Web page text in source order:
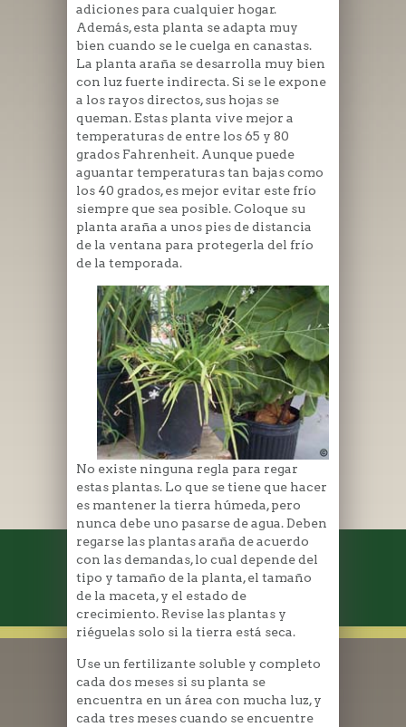
adiciones para cualquier hogar.
Además, esta planta se adapta muy
bien cuando se le cuelga en canastas.
La planta araña se desarrolla muy bien
con luz fuerte indirecta. Si se le expone
a los rayos directos, sus hojas se
queman. Estas planta vive mejor a
temperaturas de entre los 65 y 80
grados Fahrenheit. Aunque puede
aguantar temperaturas tan bajas como
los 40 grados, es mejor evitar este frío
siempre que sea posible. Coloque su
planta araña a unos pies de distancia
de la ventana para protegerla del frío
de la temporada.
No existe ninguna regla para regar
estas plantas. Lo que se tiene que hacer
es mantener la tierra húmeda, pero
nunca debe uno pasarse de agua. Deben
regarse las plantas araña de acuerdo
con las demandas, lo cual depende del
tipo y tamaño de la planta, el tamaño
de la maceta, y el estado de
crecimiento. Revise las plantas y
riéguelas solo si la tierra está seca.
Use un fertilizante soluble y completo
cada dos meses si su planta se
encuentra en un área con mucha luz, y
cada tres meses cuando se encuentre